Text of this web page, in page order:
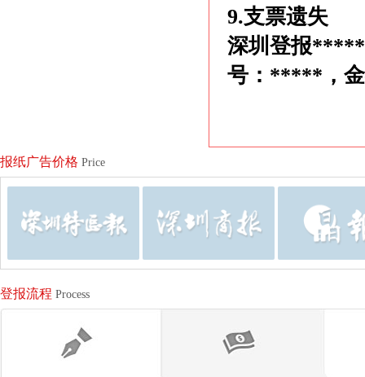
9.支票遗失
深圳登报
号：*****，
报纸广告价格 Price
登报流程 Process